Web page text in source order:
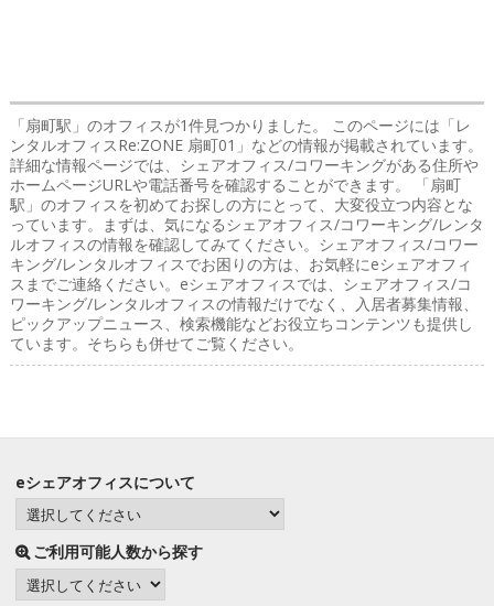
「扇町駅」のオフィスが1件見つかりました。 このページには「レ
ンタルオフィスRe:ZONE 扇町01」などの情報が掲載されています。
詳細な情報ページでは、シェアオフィス/コワーキングがある住所や
ホームページURLや電話番号を確認することができます。 「扇町
駅」のオフィスを初めてお探しの方にとって、大変役立つ内容とな
っています。まずは、気になるシェアオフィス/コワーキング/レンタ
ルオフィスの情報を確認してみてください。シェアオフィス/コワー
キング/レンタルオフィスでお困りの方は、お気軽にeシェアオフィ
スまでご連絡ください。eシェアオフィスでは、シェアオフィス/コ
ワーキング/レンタルオフィスの情報だけでなく、入居者募集情報、
ピックアップニュース、検索機能などお役立ちコンテンツも提供し
ています。そちらも併せてご覧ください。
eシェアオフィスについて
ご利用可能人数から探す